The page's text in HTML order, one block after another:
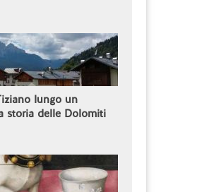
lungo un
storia delle Dolomiti